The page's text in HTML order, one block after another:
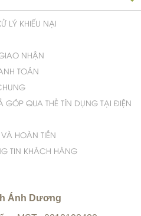
LÝ KHIẾU NẠI
NHẬN
TOÁN
QUA THẺ TÍN DỤNG TẠI ĐIỆN
HOÀN TIỀN
TIN KHÁCH HÀNG
Ánh Dương